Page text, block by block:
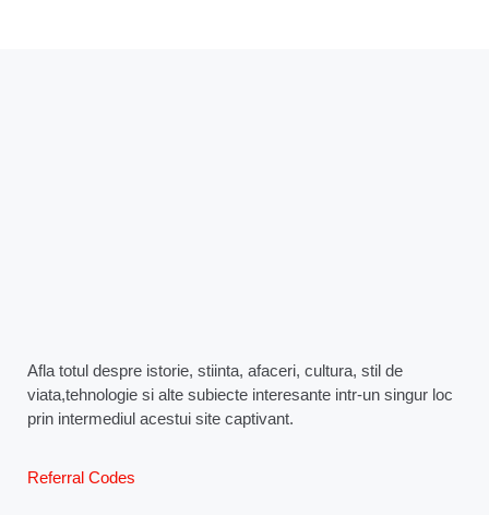
Afla totul despre istorie, stiinta, afaceri, cultura, stil de
viata,tehnologie si alte subiecte interesante intr-un singur loc
prin intermediul acestui site captivant.
Referral Codes